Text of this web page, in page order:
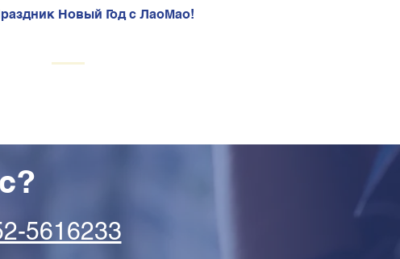
Новый Год с ЛаоМао!
5616233